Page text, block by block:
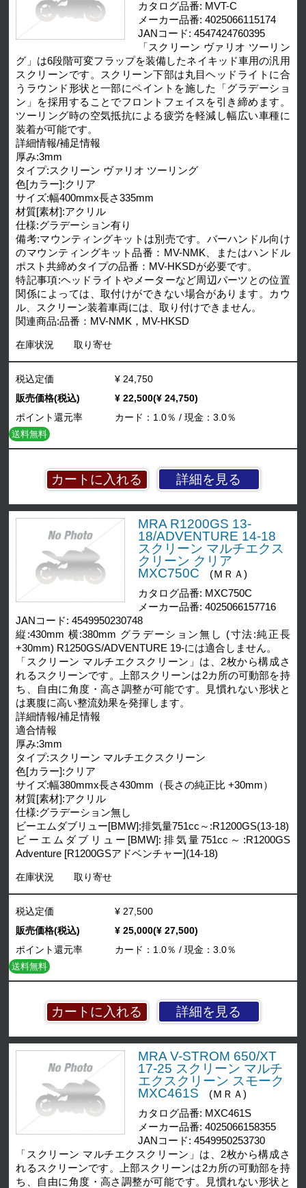
カタログ品番: MVT-C
メーカー品番: 4025066115174
JANコード: 4547424760395
「スクリーン ヴァリオ ツーリン
グ」は6段階可変フラップを装備したネイキッド車用の汎用
スクリーンです。スクリーン下部は丸目ヘッドライトに合
うラウンド形状と一部にペイントを施した「グラデーショ
ン」を採用することでフロントフェイスを引き締めます。
ツーリング時の空気抵抗による疲労を軽減し幅広い車種に
装着が可能です。
詳細情報/補足情報
厚み:3mm
タイプ:スクリーン ヴァリオ ツーリング
色[カラー]:クリア
サイズ:幅400mmx長さ335mm
材質[素材]:アクリル
仕様:グラデーション有り
備考:マウンティングキットは別売です。バーハンドル向け
のマウンティングキット品番：MV-NMK、またはハンドル
ポスト共締めタイプの品番：MV-HKSDが必要です。
特記事項:ヘッドライトやメーターなど周辺パーツとの位置
関係によっては、取付けができない場合があります。カウ
ル、スクリーン装着車両には、取り付けできません。
関連商品:品番：MV-NMK，MV-HKSD
在庫状況 取り寄せ
詳細を見る
税込定価
¥ 24,750
販売価格(税込)
¥ 22,500(¥ 24,750)
ポイント還元率
カード：1.0％ / 現金：3.0％
送料無料
MRA R1200GS 13-
18/ADVENTURE 14-18
スクリーン マルチエクス
クリーン クリア
MXC750C
(ＭＲＡ)
カタログ品番: MXC750C
メーカー品番: 4025066157716
JANコード: 4549950230748
縦:430mm 横:380mm グラデーション無し (寸法:純正長
+30mm) R1250GS/ADVENTURE 19-には適合しません。
「スクリーン マルチエクスクリーン」は、2枚から構成さ
れるスクリーンです。上部スクリーンは2カ所の可動部を持
ち、自由に角度・高さ調整が可能です。見慣れない形状と
は裏腹に高い整流効果を発揮します。
詳細情報/補足情報
適合情報
厚み:3mm
タイプ:スクリーン マルチエクスクリーン
色[カラー]:クリア
サイズ:幅380mmx長さ430mm（長さの純正比 +30mm）
材質[素材]:アクリル
仕様:グラデーション無し
ビーエムダブリュー[BMW]:排気量751cc～:R1200GS(13-18)
ビーエムダブリュー[BMW]:排気量751cc～:R1200GS
Adventure [R1200GSアドベンチャー](14-18)
在庫状況 取り寄せ
詳細を見る
税込定価
¥ 27,500
販売価格(税込)
¥ 25,000(¥ 27,500)
ポイント還元率
カード：1.0％ / 現金：3.0％
送料無料
MRA V-STROM 650/XT
17-25 スクリーン マルチ
エクスクリーン スモーク
MXC461S
(ＭＲＡ)
カタログ品番: MXC461S
メーカー品番: 4025066158355
JANコード: 4549950253730
「スクリーン マルチエクスクリーン」は、2枚から構成さ
れるスクリーンです。上部スクリーンは2カ所の可動部を持
ち、自由に角度・高さ調整が可能です。見慣れない形状と